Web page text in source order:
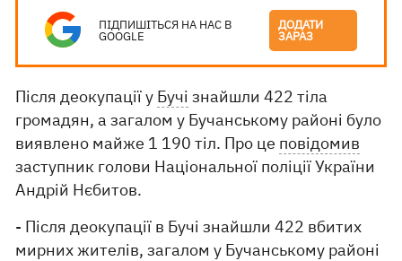
ПІДПИШІТЬСЯ НА НАС В
GOOGLE
ДОДАТИ
ЗАРАЗ
Після деокупації у Бучі знайшли 422 тіла
громадян, а загалом у Бучанському районі було
виявлено майже 1 190 тіл. Про це повідомив
заступник голови Національної поліції України
Андрій Нєбитов.
- Після деокупації в Бучі знайшли 422 вбитих
мирних жителів, загалом у Бучанському районі